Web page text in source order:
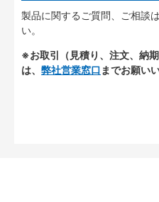
製品に関するご質問、ご相談
い。
※お取引（見積り、注文、納
は、 弊社営業窓口 までお願い